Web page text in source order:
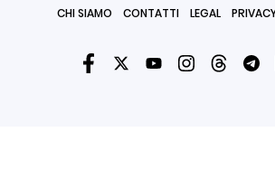
CHI SIAMO CONTATTI LEGAL